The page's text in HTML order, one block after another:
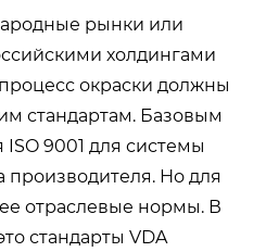
рынки или
холдингами
окраски должны
стандартам. Базовым
9001 для системы
производителя. Но для
отраслевые нормы. В
стандарты VDA